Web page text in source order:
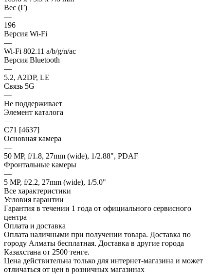
Вес (Г)
—
196
Версия Wi-Fi
—
Wi-Fi 802.11 a/b/g/n/ac
Версия Bluetooth
—
5.2, A2DP, LE
Связь 5G
—
Не поддерживает
Элемент каталога
—
C71 [4637]
Основная камера
—
50 MP, f/1.8, 27mm (wide), 1/2.88", PDAF
Фронтальные камеры
—
5 MP, f/2.2, 27mm (wide), 1/5.0"
Все характеристики
Условия гарантии
Гарантия в течении 1 года от официального сервисного
центра
Оплата и доставка
Оплата наличными при получении товара. Доставка по
городу Алматы бесплатная. Доставка в другие города
Казахстана от 2500 тенге.
Цена действительна только для интернет-магазина и может
отличаться от цен в розничных магазинах